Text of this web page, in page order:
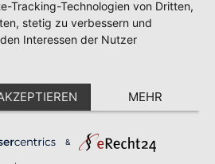
Tracking-Technologien von Dritten,
stetig zu verbessern und
Interessen der Nutzer
MEHR
&